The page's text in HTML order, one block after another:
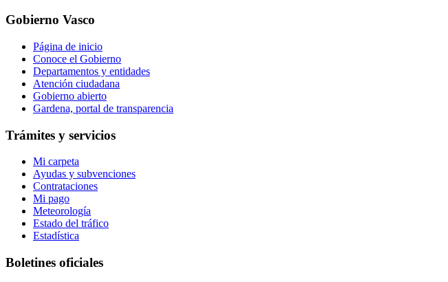
Gobierno Vasco
Página de inicio
Conoce el Gobierno
Departamentos y entidades
Atención ciudadana
Gobierno abierto
Gardena, portal de transparencia
Trámites y servicios
Mi carpeta
Ayudas y subvenciones
Contrataciones
Mi pago
Meteorología
Estado del tráfico
Estadística
Boletines oficiales